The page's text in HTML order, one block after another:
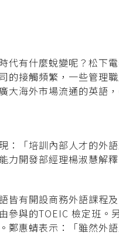
代有什麼蛻變呢？松下
的接觸頻繁，一些管理
大海外市場流通的英語
：「培訓內部人才的外
力開發部經理楊淑慧解
皆有開設商務外語課程
參與的TOEIC 檢定班。
鄭惠蜻表示：「雖然外